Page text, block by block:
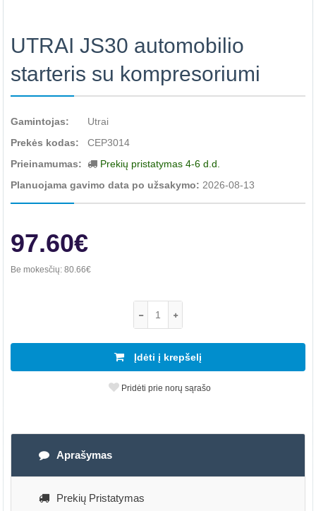
UTRAI JS30 automobilio
starteris su kompresoriumi
Gamintojas:
Utrai
Prekės kodas:
CEP3014
Prieinamumas:
Prekių pristatymas 4-6 d.d.
Planuojama gavimo data po užsakymo: 2026-08-13
97.60€
Be mokesčių: 80.66€
Įdėti į krepšelį
Pridėti prie norų sąrašo
Aprašymas
Prekių Pristatymas